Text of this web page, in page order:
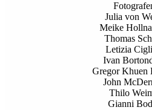
Julia von
Meike
Thomas
Letizia
Ivan
Gregor Khuen
John
Thilo
Gianni